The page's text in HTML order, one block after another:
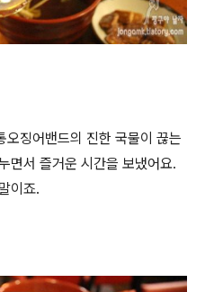
징어밴드의 진한 국물이 끊는
면서 즐거운 시간을 보냈어요.
이죠.